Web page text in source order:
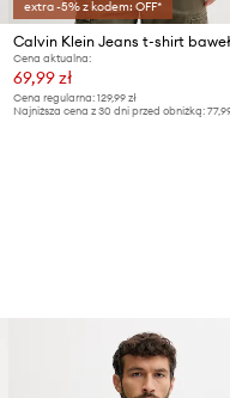
extra -5% z kodem: OFF*
Calvin Klein Jeans t-shirt
Cena aktualna:
69,99 zł
Cena regularna: 129,99 zł
Najniższa cena z 30 dni przed obniżką: